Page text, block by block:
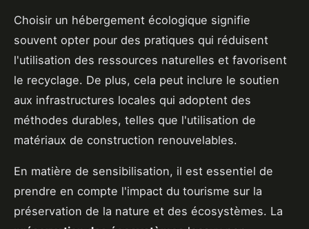
Choisir un hébergement écologique signifie
souvent opter pour des pratiques qui réduisent
l'utilisation des ressources naturelles et favorisent
le recyclage. De plus, cela peut inclure le soutien
aux infrastructures locales qui adoptent des
méthodes durables, telles que l'utilisation de
matériaux de construction renouvelables.
En matière de sensibilisation, il est essentiel de
prendre en compte l'impact du tourisme sur la
préservation de la nature et des écosystèmes. La